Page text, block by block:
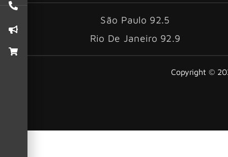
São Paulo 92.5
Rio De Janeiro 92.9
Copyright ©